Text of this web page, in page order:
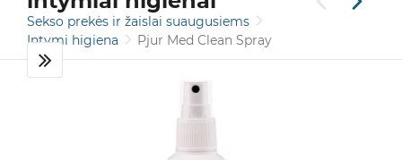
Sekso prekės ir žaislai suaugusiems
Intymi higiena
Pjur Med Clean Spray